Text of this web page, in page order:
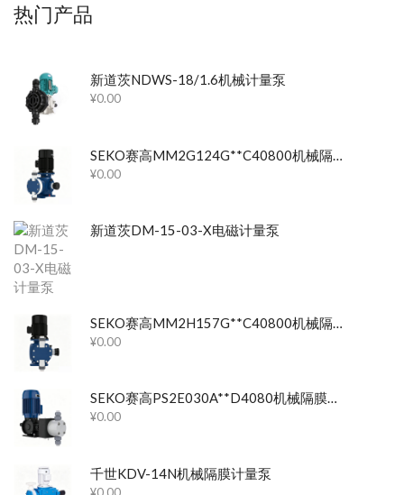
热门产品
新道茨NDWS-18/1.6机械计量泵
¥0.00
¥0.00
新道茨DM-15-03-X电磁计量泵
SEKO赛高MM2H157G**C40800机械隔膜计量泵
¥0.00
SEKO赛高PS2E030A**D4080机械隔膜计量泵
¥0.00
千世KDV-14N机械隔膜计量泵